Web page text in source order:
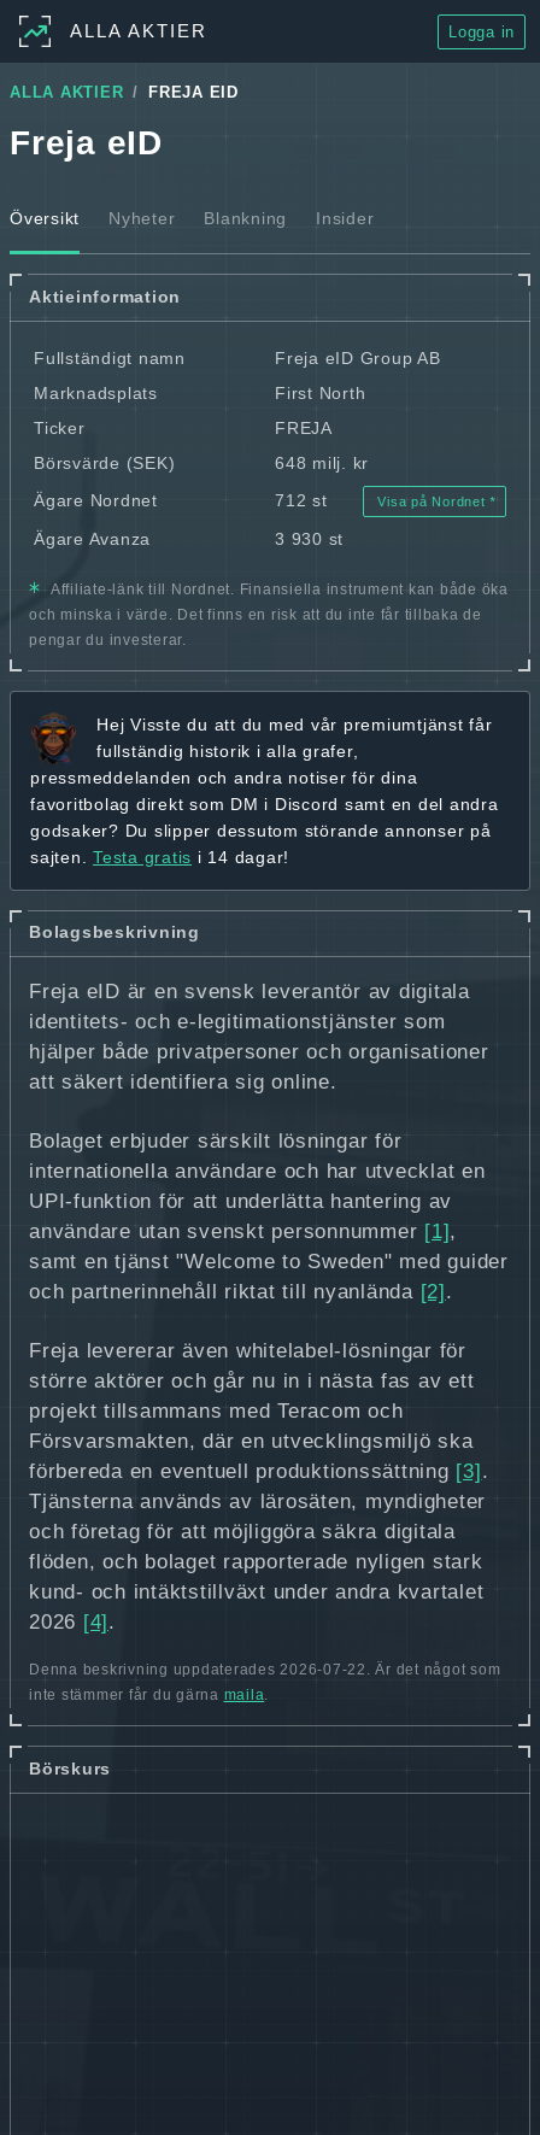
ALLA AKTIER Logga in
ALLA AKTIER FREJA EID
Freja eID
Översikt Nyheter Blankning Insider
Aktieinformation
Fullständigt namn
Freja eID Group AB
Marknadsplats
First North
Ticker
FREJA
Börsvärde (SEK)
648 milj. kr
Ägare Nordnet
712 st Visa på Nordnet
Ägare Avanza 3 930 st
Affiliate-länk till Nordnet. Finansiella instrument kan både öka
och minska i värde. Det finns en risk att du inte får tillbaka de
pengar du investerar.
Hej Visste du att du med vår premiumtjänst får
fullständig historik i alla grafer,
pressmeddelanden och andra notiser för dina
favoritbolag direkt som DM i Discord samt en del andra
godsaker? Du slipper dessutom störande annonser på
sajten. Testa gratis i 14 dagar!
Bolagsbeskrivning
Freja eID är en svensk leverantör av digitala
identitets- och e-legitimationstjänster som
hjälper både privatpersoner och organisationer
att säkert identifiera sig online.
Bolaget erbjuder särskilt lösningar för
internationella användare och har utvecklat en
UPI-funktion för att underlätta hantering av
användare utan svenskt personnummer [1] ,
samt en tjänst "Welcome to Sweden" med guider
och partnerinnehåll riktat till nyanlända [2] .
Freja levererar även whitelabel-lösningar för
större aktörer och går nu in i nästa fas av ett
projekt tillsammans med Teracom och
Försvarsmakten, där en utvecklingsmiljö ska
förbereda en eventuell produktionssättning [3] .
Tjänsterna används av lärosäten, myndigheter
och företag för att möjliggöra säkra digitala
flöden, och bolaget rapporterade nyligen stark
kund- och intäktstillväxt under andra kvartalet
2026 [4] .
Denna beskrivning uppdaterades 2026-07-22. Är det något som
inte stämmer får du gärna maila.
Börskurs